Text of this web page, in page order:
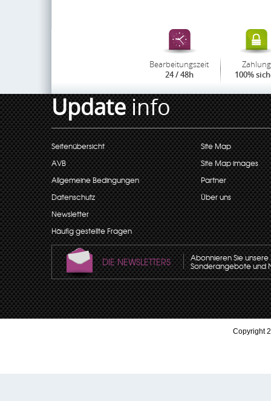
Bearbeitungszeit
24 / 48h
Zahlung
100%
Updateinfo
Seitenübersicht
AVB
Allgemeine Bedingungen
Datenschutz
Newsletter
Häufig gestellte Fragen
Site Map
Site Map images
Partner
Über uns
DIE NEWSLETTERS Abonnieren Sie
Sonderangebote und
Copyright